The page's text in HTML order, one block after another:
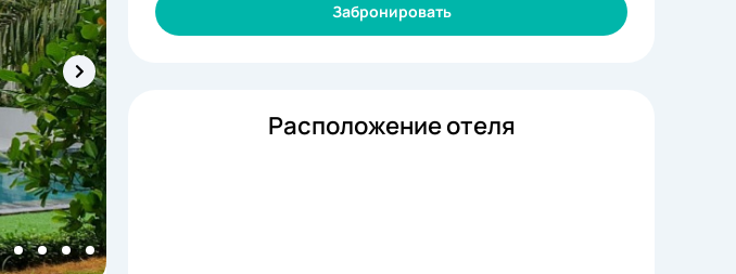
Забронировать
Расположение отеля